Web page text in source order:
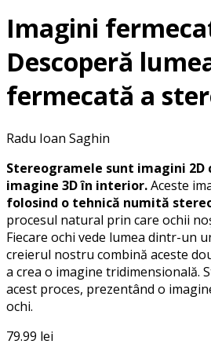
Imagini
Descoperă
fermecată a
Radu Ioan Saghin
Stereogramele sunt imagini 2D
imagine 3D în interior.Aceste
folosind o tehnică numită
procesul natural prin care ochii
Fiecare ochi vede lumea dintr-un
creierul nostru combină aceste
a crea o imagine tridimensională.
acest proces, prezentând o
ochi.
79.99 lei